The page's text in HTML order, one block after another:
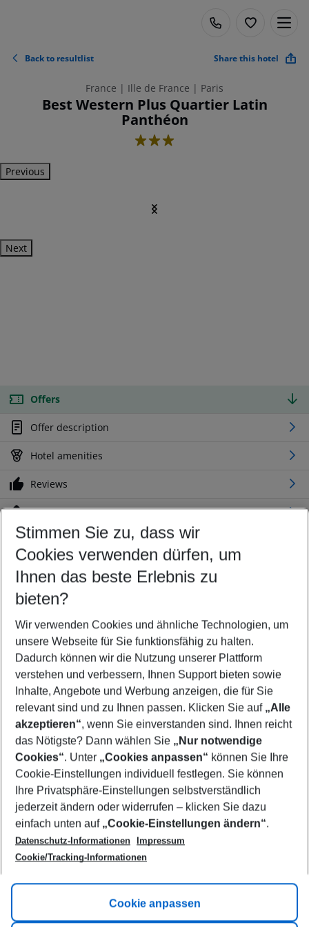
Back to resultlist Share this hotel
France | Ille de France | Paris
Best Western Plus Quartier Latin
Panthéon
3
Previous
Next
Offers
Offer description
Hotel amenities
Reviews
Location
Customize your offer
Find the perfect deal which suits your best
Your departure airport
Any airport
Select your date range
09/08/26–07/08/27 5-8 nights
Who will travel
2 adults No children
Show more filter
Footer
Footer navigation
Title A
Link A
Stimmen Sie zu, dass wir
Cookies verwenden dürfen, um
Ihnen das beste Erlebnis zu
bieten?
Wir verwenden Cookies und ähnliche Technologien, um
unsere Webseite für Sie funktionsfähig zu halten.
Dadurch können wir die Nutzung unserer Plattform
verstehen und verbessern, Ihnen Support bieten sowie
Inhalte, Angebote und Werbung anzeigen, die für Sie
relevant sind und zu Ihnen passen. Klicken Sie auf „Alle
akzeptieren“, wenn Sie einverstanden sind. Ihnen reicht
das Nötigste? Dann wählen Sie „Nur notwendige
Cookies“. Unter „Cookies anpassen“ können Sie Ihre
Cookie-Einstellungen individuell festlegen. Sie können
Ihre Privatsphäre-Einstellungen selbstverständlich
jederzeit ändern oder widerrufen – klicken Sie dazu
einfach unten auf „Cookie-Einstellungen ändern“.
Datenschutz-Informationen
Impressum
Cookie/Tracking-Informationen
Cookie anpassen